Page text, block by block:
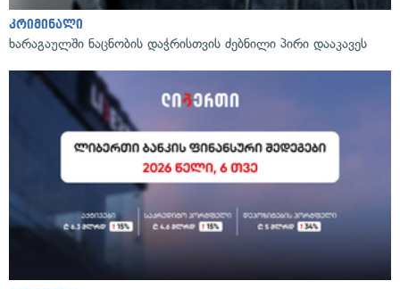
კრიმინალი
ხარაგაულში ნაცნობის დაჭრისთვის ძებნილი პირი დააკავეს